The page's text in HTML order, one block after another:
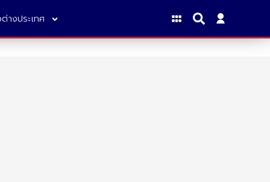
ต่างประเทศ